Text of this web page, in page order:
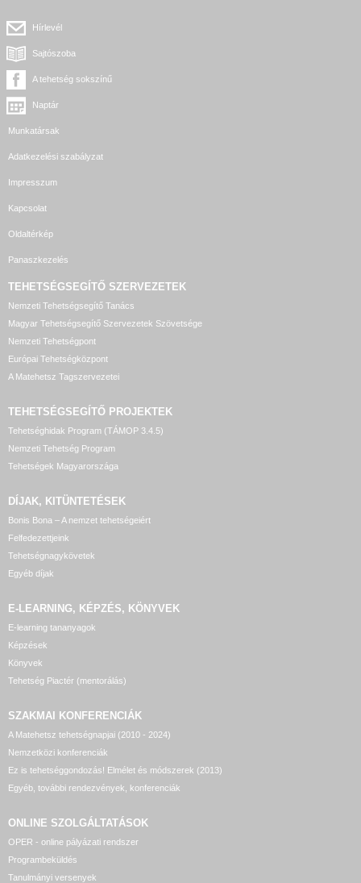
Hírlevél
Sajtószoba
A tehetség sokszínű
Naptár
Munkatársak
Adatkezelési szabályzat
Impresszum
Kapcsolat
Oldaltérkép
Panaszkezelés
TEHETSÉGSEGÍTŐ SZERVEZETEK
Nemzeti Tehetségsegítő Tanács
Magyar Tehetségsegítő Szervezetek Szövetsége
Nemzeti Tehetségpont
Európai Tehetségközpont
A Matehetsz Tagszervezetei
TEHETSÉGSEGÍTŐ PROJEKTEK
Tehetséghidak Program (TÁMOP 3.4.5)
Nemzeti Tehetség Program
Tehetségek Magyarországa
DÍJAK, KITÜNTETÉSEK
Bonis Bona – A nemzet tehetségeiért
Felfedezettjeink
Tehetségnagykövetek
Egyéb díjak
E-LEARNING, KÉPZÉS, KÖNYVEK
E-learning tananyagok
Képzések
Könyvek
Tehetség Piactér (mentorálás)
SZAKMAI KONFERENCIÁK
A Matehetsz tehetségnapjai (2010 - 2024)
Nemzetközi konferenciák
Ez is tehetséggondozás! Elmélet és módszerek (2013)
Egyéb, további rendezvények, konferenciák
ONLINE SZOLGÁLTATÁSOK
OPER - online pályázati rendszer
Programbeküldés
Tanulmányi versenyek